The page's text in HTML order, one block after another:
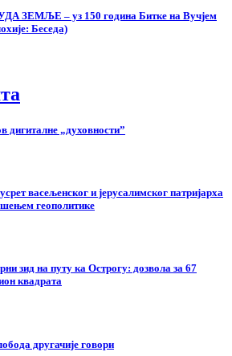
ЗЕМЉЕ – уз 150 година Битке на Вучјем
Беседа)
дигиталне „духовности”
васељенског и јерусалимског патријарха
геополитике
зид на путу ка Острогу: дозвола за 67
квадрата
другачије говори